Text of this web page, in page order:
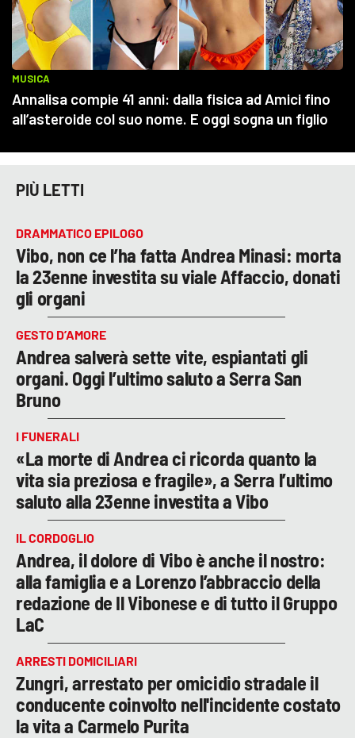
PIÙ LETTI
DRAMMATICO EPILOGO
Vibo, non ce l’ha fatta Andrea Minasi: morta
la 23enne investita su viale Affaccio, donati
gli organi
GESTO D’AMORE
Andrea salverà sette vite, espiantati gli
organi. Oggi l’ultimo saluto a Serra San
Bruno
I FUNERALI
«La morte di Andrea ci ricorda quanto la
vita sia preziosa e fragile», a Serra l’ultimo
saluto alla 23enne investita a Vibo
IL CORDOGLIO
Andrea, il dolore di Vibo è anche il nostro:
alla famiglia e a Lorenzo l’abbraccio della
redazione de Il Vibonese e di tutto il Gruppo
LaC
ARRESTI DOMICILIARI
Zungri, arrestato per omicidio stradale il
conducente coinvolto nell'incidente costato
la vita a Carmelo Purita